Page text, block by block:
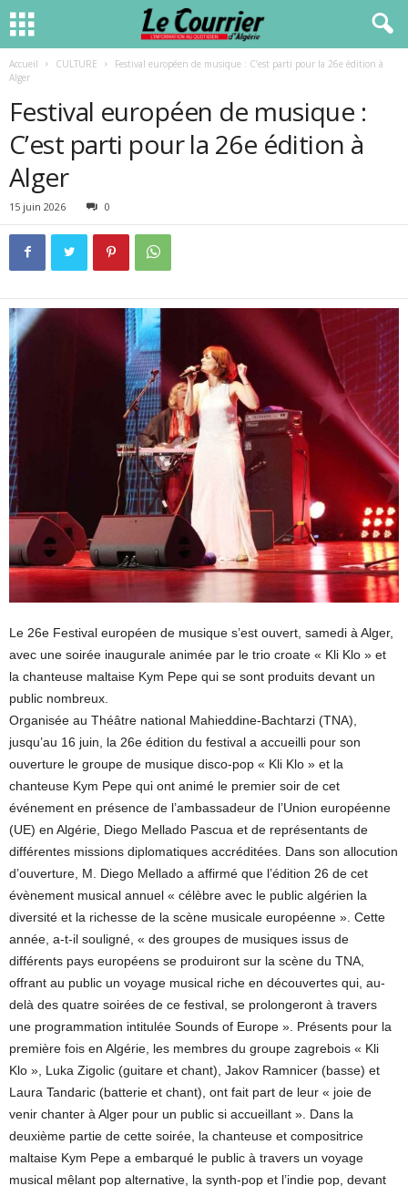
Accueil CULTURE
Festival européen de musique : C’est parti pour la 26e édition à
Alger
Festival européen de musique :
C’est parti pour la 26e édition à
Alger
15 juin 2026 0
Le 26e Festival européen de musique s’est ouvert, samedi à Alger,
avec une soirée inaugurale animée par le trio croate « Kli Klo » et
la chanteuse maltaise Kym Pepe qui se sont produits devant un
public nombreux.
Organisée au Théâtre national Mahieddine-Bachtarzi (TNA),
jusqu’au 16 juin, la 26e édition du festival a accueilli pour son
ouverture le groupe de musique disco-pop « Kli Klo » et la
chanteuse Kym Pepe qui ont animé le premier soir de cet
événement en présence de l’ambassadeur de l’Union européenne
(UE) en Algérie, Diego Mellado Pascua et de représentants de
différentes missions diplomatiques accréditées. Dans son allocution
d’ouverture, M. Diego Mellado a affirmé que l’édition 26 de cet
évènement musical annuel « célèbre avec le public algérien la
diversité et la richesse de la scène musicale européenne ». Cette
année, a-t-il souligné, « des groupes de musiques issus de
différents pays européens se produiront sur la scène du TNA,
offrant au public un voyage musical riche en découvertes qui, au-
delà des quatre soirées de ce festival, se prolongeront à travers
une programmation intitulée Sounds of Europe ». Présents pour la
première fois en Algérie, les membres du groupe zagrebois « Kli
Klo », Luka Zigolic (guitare et chant), Jakov Ramnicer (basse) et
Laura Tandaric (batterie et chant), ont fait part de leur « joie de
venir chanter à Alger pour un public si accueillant ». Dans la
deuxième partie de cette soirée, la chanteuse et compositrice
maltaise Kym Pepe a embarqué le public à travers un voyage
musical mêlant pop alternative, la synth-pop et l’indie pop, devant